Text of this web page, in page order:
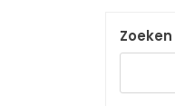
Zoeken